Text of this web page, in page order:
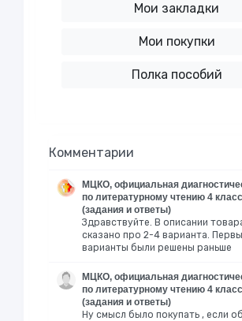
Мои закладки
Мои покупки
Полка пособий
Комментарии
МЦКО, официальная
по литературному чтению 4
(задания и ответы)
Здравствуйте. В описании
сказано про 2-4 варианта.
варианты были решены раньше
МЦКО, официальная
по литературному чтению 4
(задания и ответы)
Ну смысл было покупать , если